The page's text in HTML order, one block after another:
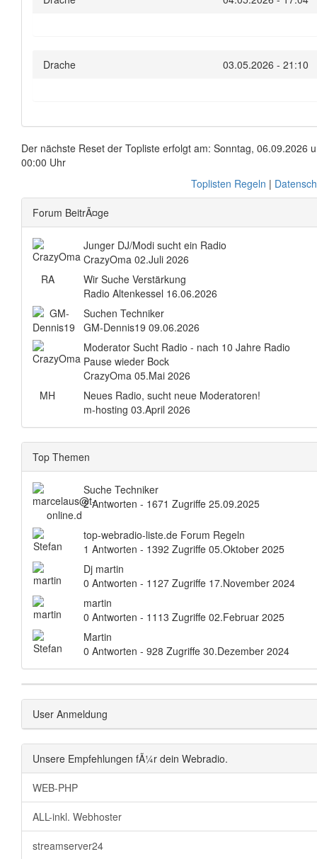
Drache 03.05.2026 - 21:10
Der nächste Reset der Topliste erfolgt am: Sonntag, 06.09.2026
00:00 Uhr
Toplisten Regeln |
Forum BeitrÃ¤ge
Junger DJ/Modi sucht ein Radio
CrazyOma02.Juli 2026
RA
Wir Suche Verstärkung
Radio Altenkessel 16.06.2026
Suchen Techniker
GM-Dennis1909.06.2026
Moderator Sucht Radio - nach 10 Jahre Radio
Pause wieder Bock
CrazyOma05.Mai 2026
MH
Neues Radio, sucht neue Moderatoren!
m-hosting03.April 2026
Top Themen
Suche Techniker
2 Antworten - 1671 Zugriffe 25.09.2025
top-webradio-liste.de Forum Regeln
1 Antworten - 1392 Zugriffe 05.Oktober 2025
Dj martin
0 Antworten - 1127 Zugriffe 17.November 2024
martin
0 Antworten - 1113 Zugriffe 02.Februar 2025
Martin
0 Antworten - 928 Zugriffe 30.Dezember 2024
User Anmeldung
Unsere Empfehlungen fÃ¼r dein Webradio.
WEB-PHP
ALL-inkl. Webhoster
streamserver24